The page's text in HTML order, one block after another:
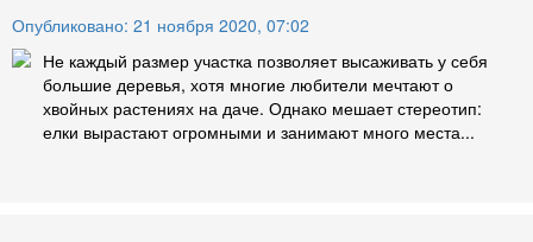
Опубликовано: 21 ноября 2020, 07:02
Не каждый размер участка позволяет высаживать у себя
большие деревья, хотя многие любители мечтают о
хвойных растениях на даче. Однако мешает стереотип:
елки вырастают огромными и занимают много места...